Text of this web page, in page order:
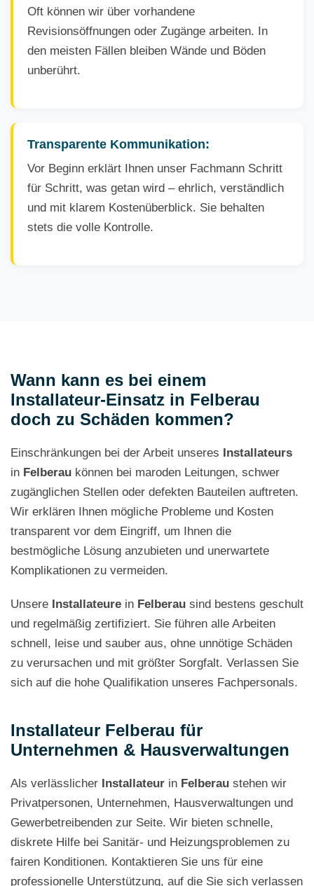
Oft können wir über vorhandene
Revisionsöffnungen oder Zugänge arbeiten. In
den meisten Fällen bleiben Wände und Böden
unberührt.
Transparente Kommunikation:
Vor Beginn erklärt Ihnen unser Fachmann Schritt
für Schritt, was getan wird – ehrlich, verständlich
und mit klarem Kostenüberblick. Sie behalten
stets die volle Kontrolle.
Wann kann es bei einem
Installateur-Einsatz in Felberau
doch zu Schäden kommen?
Einschränkungen bei der Arbeit unseres Installateurs
in Felberau können bei maroden Leitungen, schwer
zugänglichen Stellen oder defekten Bauteilen auftreten.
Wir erklären Ihnen mögliche Probleme und Kosten
transparent vor dem Eingriff, um Ihnen die
bestmögliche Lösung anzubieten und unerwartete
Komplikationen zu vermeiden.
Unsere Installateure in Felberau sind bestens geschult
und regelmäßig zertifiziert. Sie führen alle Arbeiten
schnell, leise und sauber aus, ohne unnötige Schäden
zu verursachen und mit größter Sorgfalt. Verlassen Sie
sich auf die hohe Qualifikation unseres Fachpersonals.
Installateur Felberau für
Unternehmen & Hausverwaltungen
Als verlässlicher Installateur in Felberau stehen wir
Privatpersonen, Unternehmen, Hausverwaltungen und
Gewerbetreibenden zur Seite. Wir bieten schnelle,
diskrete Hilfe bei Sanitär- und Heizungsproblemen zu
fairen Konditionen. Kontaktieren Sie uns für eine
professionelle Unterstützung, auf die Sie sich verlassen